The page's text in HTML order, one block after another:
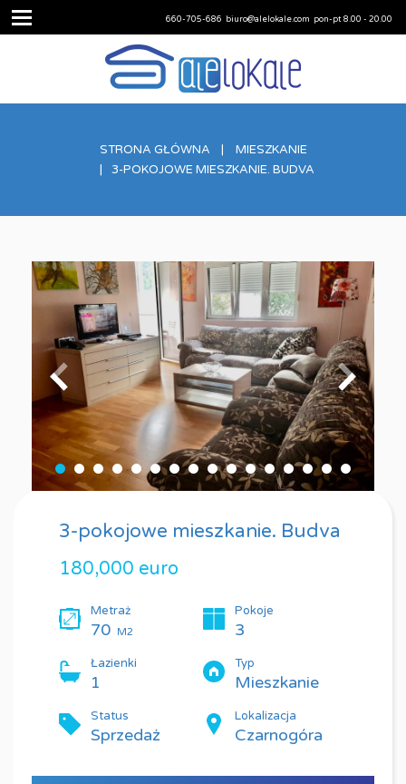
660-705-686 biuro@alelokale.com pon-pt 8.00 - 20.00
STRONA GŁÓWNA
MIESZKANIE
3-POKOJOWE MIESZKANIE. BUDVA
3-pokojowe mieszkanie. Budva
180,000 euro
Metraż
70 M2
Pokoje
3
Łazienki
1
Typ
Mieszkanie
Status
Sprzedaż
Lokalizacja
Czarnogóra